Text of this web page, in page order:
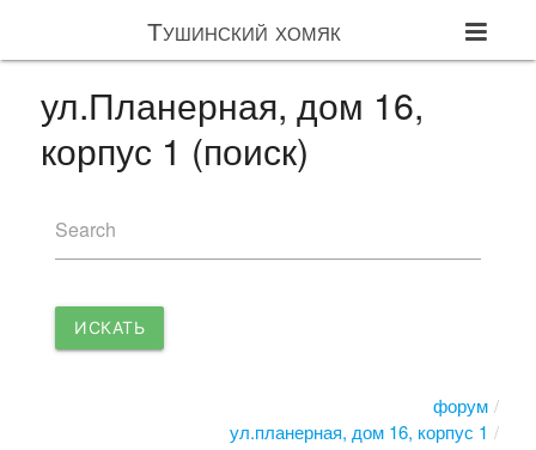
Тушинский хомяк
ул.Планерная, дом 16,
корпус 1 (поиск)
Search
ИСКАТЬ
форум
ул.планерная, дом 16, корпус 1